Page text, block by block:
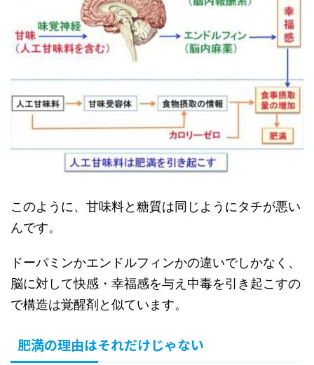
このように、甘味料と糖質は同じようにタチが悪い
んです。
ドーパミンかエンドルフィンかの違いでしかなく、
脳に対して快感・幸福感を与え中毒を引き起こすの
で構造は覚醒剤と似ています。
肥満の理由はそれだけじゃない